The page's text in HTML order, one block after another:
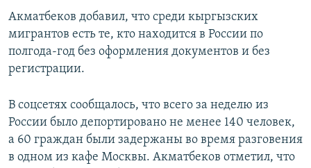
Акматбеков добавил, что среди кыргызских
мигрантов есть те, кто находится в России по
полгода-год без оформления документов и без
регистрации.
В соцсетях сообщалось, что всего за неделю из
России было депортировано не менее 140 человек,
а 60 граждан были задержаны во время разговения
в одном из кафе Москвы. Акматбеков отметил, что